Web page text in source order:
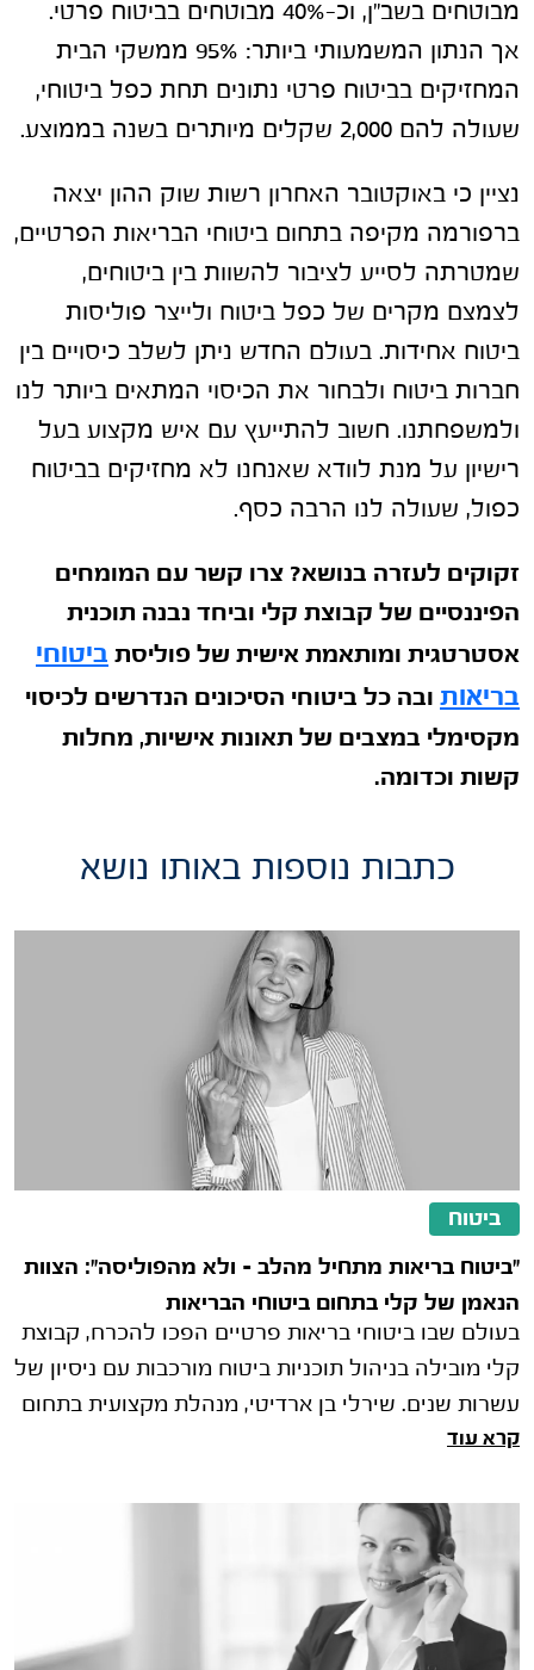
מבוטחים בשב"ן, וכ-40% מבוטחים בביטוח פרטי.
אך הנתון המשמעותי ביותר: 95% ממשקי הבית
המחזיקים בביטוח פרטי נתונים תחת כפל ביטוחי,
שעולה להם 2,000 שקלים מיותרים בשנה בממוצע.
נציין כי באוקטובר האחרון רשות שוק ההון יצאה
ברפורמה מקיפה בתחום ביטוחי הבריאות הפרטיים,
שמטרתה לסייע לציבור להשוות בין ביטוחים,
לצמצם מקרים של כפל ביטוח ולייצר פוליסות
ביטוח אחידות. בעולם החדש ניתן לשלב כיסויים בין
חברות ביטוח ולבחור את הכיסוי המתאים ביותר לנו
ולמשפחתנו. חשוב להתייעץ עם איש מקצוע בעל
רישיון על מנת לוודא שאנחנו לא מחזיקים בביטוח
כפול, שעולה לנו הרבה כסף.
זקוקים לעזרה בנושא? צרו קשר עם המומחים
הפיננסיים של קבוצת קלי וביחד נבנה תוכנית
אסטרטגית ומותאמת אישית של פוליסת ביטוחי
בריאות ובה כל ביטוחי הסיכונים הנדרשים לכיסוי
מקסימלי במצבים של תאונות אישיות, מחלות
קשות וכדומה.
כתבות נוספות באותו נושא
ביטוח
"ביטוח בריאות מתחיל מהלב – ולא מהפוליסה": הצוות
הנאמן של קלי בתחום ביטוחי הבריאות
בעולם שבו ביטוחי בריאות פרטיים הפכו להכרח, קבוצת
קלי מובילה בניהול תוכניות ביטוח מורכבות עם ניסיון של
עשרות שנים. שירלי בן ארדיטי, מנהלת מקצועית בתחום
הבריאות בקבוצת קלי, חושפת את הגישה הייחודית של
ללקוחותיה
קרא עוד